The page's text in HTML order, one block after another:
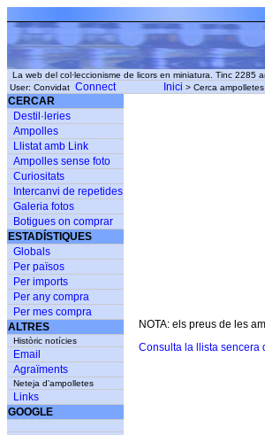
La web del col·leccionisme de licors en miniatura. Tinc 2285
User: Convidat Connect Inici > Cerca
CERCAR
Destil·leries
Ampolles
Llistat amb Link
Ampolles sense foto
Curiositats
Intercanvi de repetides
Galeria fotos
Botigues on comprar
ESTADÍSTIQUES
Globals
Per països
Per imports
Per any compra
Per mes compra
ALTRES
Històric notícies
Email
Agraïments
Neteja d'ampolletes
Links
GOOGLE
NOTA: els preus de les
Consulta la llista sencera